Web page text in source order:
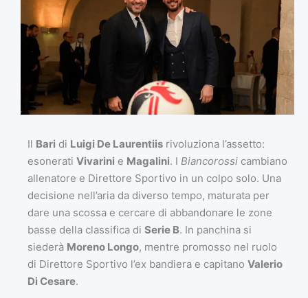
Il Bari di Luigi De Laurentiis rivoluziona l’assetto:
esonerati Vivarini e Magalini. I Biancorossi cambiano
allenatore e Direttore Sportivo in un colpo solo. Una
decisione nell’aria da diverso tempo, maturata per
dare una scossa e cercare di abbandonare le zone
basse della classifica di Serie B. In panchina si
siederà Moreno Longo, mentre promosso nel ruolo
di Direttore Sportivo l’ex bandiera e capitano Valerio
Di Cesare.